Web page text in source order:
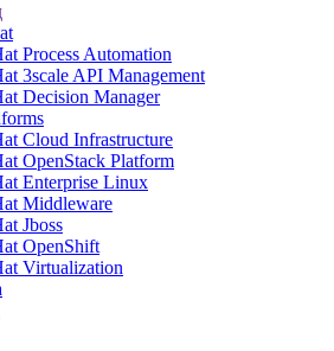
Process Automation
3scale API Management
Decision Manager
Cloud Infrastructure
OpenStack Platform
Enterprise Linux
Middleware
Jboss
OpenShift
Virtualization